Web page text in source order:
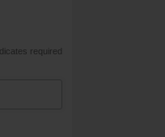
required